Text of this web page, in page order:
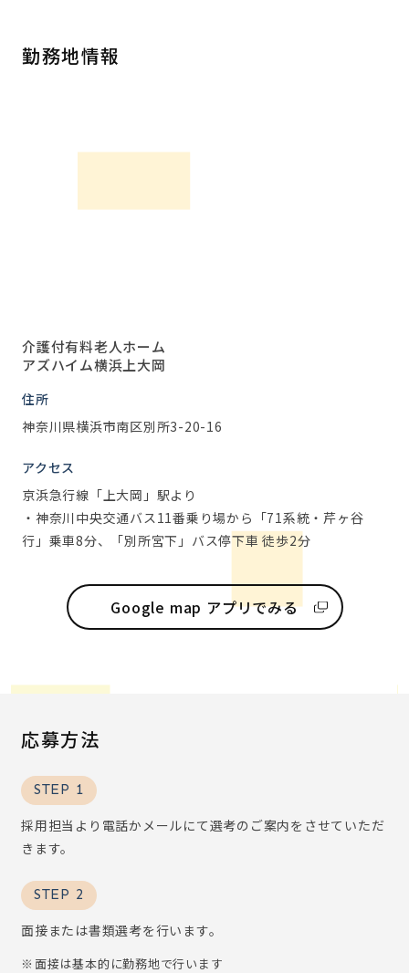
勤務地情報
介護付有料老人ホーム
アズハイム横浜上大岡
住所
神奈川県横浜市南区別所3-20-16
アクセス
京浜急行線「上大岡」駅より
・神奈川中央交通バス11番乗り場から「71系統・芹ヶ谷
行」乗車8分、「別所宮下」バス停下車 徒歩2分
Google map アプリでみる
応募方法
STEP 1
採用担当より電話かメールにて選考のご案内をさせていただ
きます。
STEP 2
面接または書類選考を行います。
面接は基本的に勤務地で行います